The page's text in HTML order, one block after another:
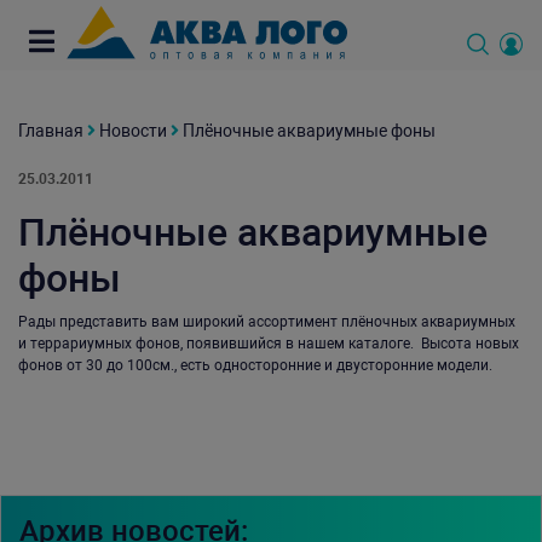
Главная Новости Плёночные аквариумные фоны
25.03.2011
Плёночные аквариумные
фоны
Рады представить вам широкий ассортимент плёночных аквариумных
и террариумных фонов, появившийся в нашем каталоге. Высота новых
фонов от 30 до 100см., есть односторонние и двусторонние модели.
Архив новостей: